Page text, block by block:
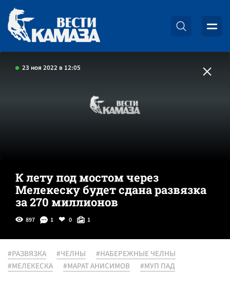
23 ноя 2022 в 12:05
К лету под мостом через
Мелекеску будет сдана развязка
за 270 миллионов
897 1 0 1
#РАЗВЯЗКА #ЧЕЛНЫ
#НАБЕРЕЖНЫЕ ЧЕЛНЫ
#МЕЛЕКЕСКА
#МАРАТ АНИСИМОВ #МУП ПАД